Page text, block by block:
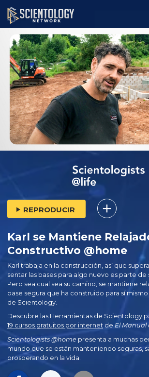
REPRODUCIR
Karl se Mantiene
Constructivo @home
Karl trabaja en la construcción, así que
sentar las bases para algo nuevo es parte de
Pero sea cual sea su camino, se mantiene
base segura que ha construido para sí
de Scientology.
Descubre las Herramientas de Scientology
19 cursos gratuitos por internet de El Manual
Scientologists @home presenta a muchas
mundo que se están manteniendo seguras,
prosperando en la vida.